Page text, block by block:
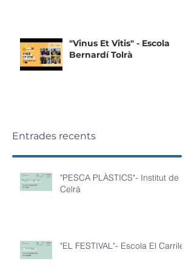
"Vinus Et Vitis" - Escola
Bernardí Tolrà
Entrades recents
"PESCA PLÀSTICS"- Institut de
Celrà
"EL FESTIVAL"- Escola El Carrilet